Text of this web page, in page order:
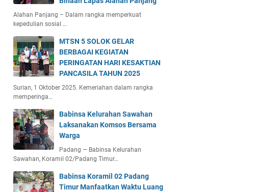
Alahan Panjang – Dalam rangka memperkuat
kepedulian sosial …
MTSN 5 SOLOK GELAR
BERBAGAI KEGIATAN
PERINGATAN HARI KESAKTIAN
PANCASILA TAHUN 2025
Surian, 1 Oktober 2025. Kemeriahan dalam rangka
memperinga…
Babinsa Kelurahan Sawahan
Laksanakan Komsos Bersama
Warga
Padang — Babinsa Kelurahan
Sawahan, Koramil 02/Padang Timur…
Babinsa Koramil 02 Padang
Timur Manfaatkan Waktu Luang